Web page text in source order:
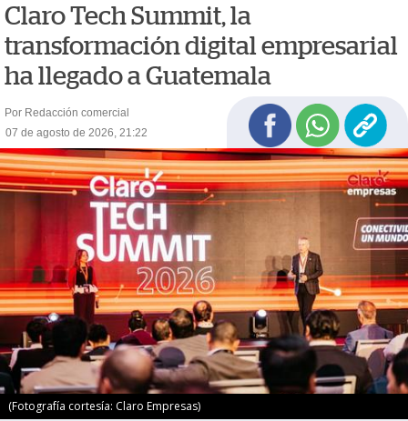
Claro Tech Summit, la
transformación digital empresarial
ha llegado a Guatemala
Por Redacción comercial
07 de agosto de 2026, 21:22
(Fotografía cortesía: Claro Empresas)